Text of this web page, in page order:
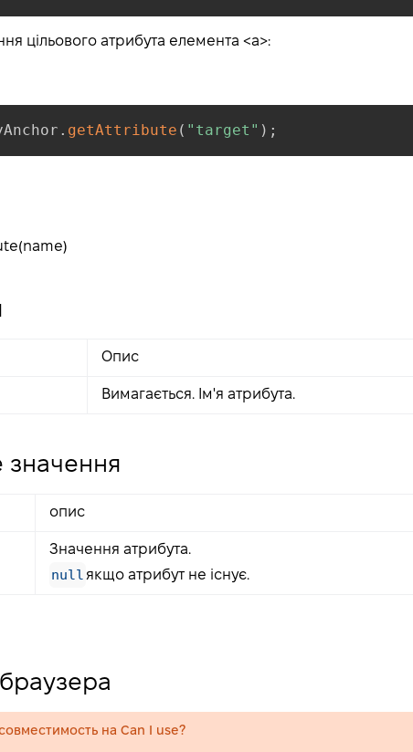
цільового атрибута елемента <a>:
. getAttribute ( "target" ) ;
name)
Опис
Вимагається. Ім'я атрибута.
значення
опис
Значення атрибута.
null якщо атрибут не існує.
на Can I use?